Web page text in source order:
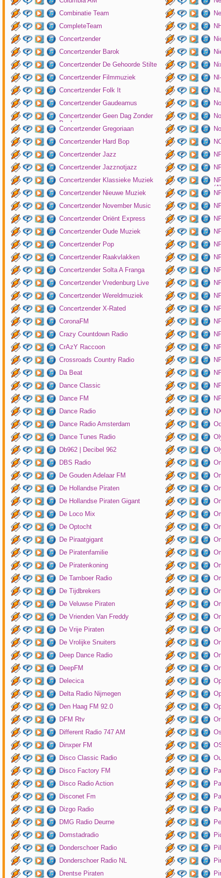
Combinatie Team
CompleteTeam
Concertzender
Concertzender Barok
Concertzender De Gehoorde Stilte
Concertzender Filmmuziek
Concertzender Folk It
Concertzender Gaudeamus
Concertzender Geen Dag Zonder
Bach
Concertzender Gregoriaan
Concertzender Hard Bop
Concertzender Jazz
Concertzender Jazznotjazz
Concertzender Klassieke Muziek
Concertzender Nieuwe Muziek
Concertzender November Music
Concertzender Oriënt Express
Concertzender Oude Muziek
Concertzender Pop
Concertzender Raakvlakken
Concertzender Solta A Franga
Concertzender Vredenburg Live
Concertzender Wereldmuziek
Concertzender X-Rated
CoronaFM
Crazy Countdown Radio
CrAzY Raccoon
Crossroads Country Radio
Da Beat
Dance Classic
Dance FM
Dance Radio
Dance Radio Amsterdam
Dance Tunes Radio
Db962 | Decibel 962
DBS Radio
De Gouden Adelaar FM
De Hollandse Piraten
De Hollandse Piraten Gigant
De Loco Mix
De Optocht
De Piraatgigant
De Piratenfamilie
De Piratenkoning
De Tamboer Radio
De Tijdbrekers
De Veluwse Piraten
De Vrienden Van Freddy
De Vrije Piraten
De Vrolijke Snuiters
Deep Dance Radio
DeepFM
Delecica
Delta Radio Nijmegen
Den Haag FM 92.0
DFM Rtv
Different Radio 747 AM
Dinxper FM
Disco Classic Radio
Disco Factory FM
Disco Radio Action
Disconet Fm
Dizgo Radio
DMG Radio Deurne
Domstadradio
Donderschoer Radio
Donderschoer Radio NL
Drentse Piraten